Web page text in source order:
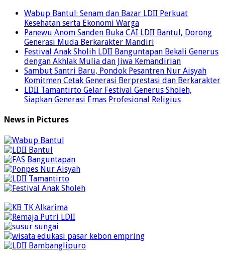
Wabup Bantul: Senam dan Bazar LDII Perkuat
Kesehatan serta Ekonomi Warga
Panewu Anom Sanden Buka CAI LDII Bantul, Dorong
Generasi Muda Berkarakter Mandiri
Festival Anak Sholih LDII Banguntapan Bekali Generus
dengan Akhlak Mulia dan Jiwa Kemandirian
Sambut Santri Baru, Pondok Pesantren Nur Aisyah
Komitmen Cetak Generasi Berprestasi dan Berkarakter
LDII Tamantirto Gelar Festival Generus Sholeh,
Siapkan Generasi Emas Profesional Religius
News in Pictures